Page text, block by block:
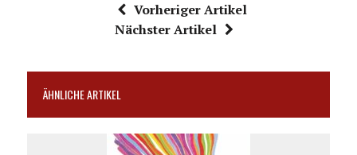
Vorheriger Artikel
Nächster Artikel
ÄHNLICHE ARTIKEL